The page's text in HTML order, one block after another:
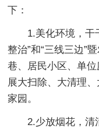
下：
1.美化环境，干
整治”和“三线三边”
巷、居民小区、单
展大扫除、大清理
家园。
2.少放烟花，清